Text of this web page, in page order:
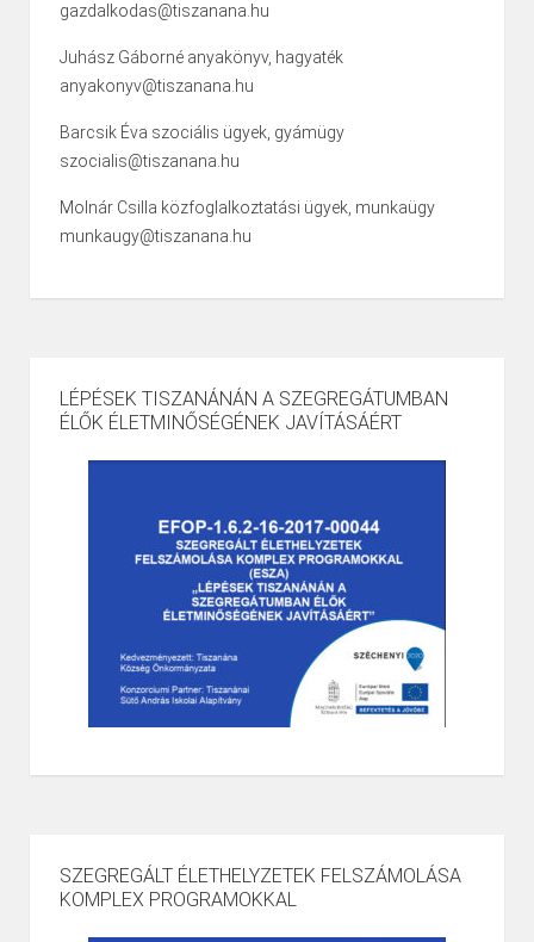
gazdalkodas@tiszanana.hu
Juhász Gáborné anyakönyv, hagyaték
anyakonyv@tiszanana.hu
Barcsik Éva szociális ügyek, gyámügy
szocialis@tiszanana.hu
Molnár Csilla közfoglalkoztatási ügyek, munkaügy
munkaugy@tiszanana.hu
LÉPÉSEK TISZANÁNÁN A SZEGREGÁTUMBAN
ÉLŐK ÉLETMINŐSÉGÉNEK JAVÍTÁSÁÉRT
SZEGREGÁLT ÉLETHELYZETEK FELSZÁMOLÁSA
KOMPLEX PROGRAMOKKAL